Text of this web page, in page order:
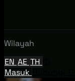
Wilayah
EN AE TH
Masuk